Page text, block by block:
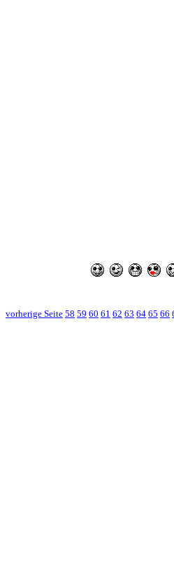
vorherige Seite 58 59 60 61 62 63 64 65 66